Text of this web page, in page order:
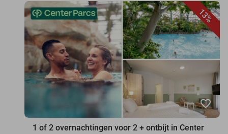
13%
favorite_border
1 of 2 overnachtingen voor 2 + ontbijt in Center